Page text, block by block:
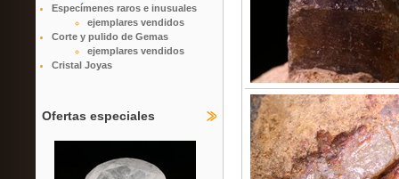
Especímenes raros e inusuales
ejemplares vendidos
Corte y pulido de Gemas
ejemplares vendidos
Cristal Joyas
Ofertas especiales